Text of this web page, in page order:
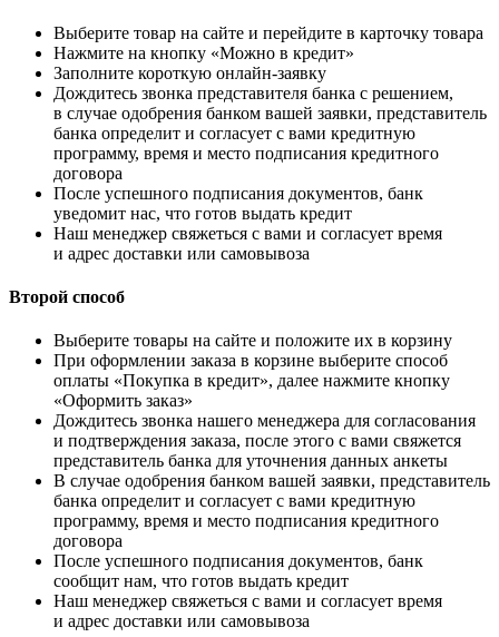
Выберите товар на сайте и перейдите в карточку товара
Нажмите на кнопку «Можно в кредит»
Заполните короткую онлайн-заявку
Дождитесь звонка представителя банка с решением,
в случае одобрения банком вашей заявки, представитель
банка определит и согласует с вами кредитную
программу, время и место подписания кредитного
договора
После успешного подписания документов, банк
уведомит нас, что готов выдать кредит
Наш менеджер свяжеться с вами и согласует время
и адрес доставки или самовывоза
Второй способ
Выберите товары на сайте и положите их в корзину
При оформлении заказа в корзине выберите способ
оплаты «Покупка в кредит», далее нажмите кнопку
«Оформить заказ»
Дождитесь звонка нашего менеджера для согласования
и подтверждения заказа, после этого с вами свяжется
представитель банка для уточнения данных анкеты
В случае одобрения банком вашей заявки, представитель
банка определит и согласует с вами кредитную
программу, время и место подписания кредитного
договора
После успешного подписания документов, банк
сообщит нам, что готов выдать кредит
Наш менеджер свяжеться с вами и согласует время
и адрес доставки или самовывоза